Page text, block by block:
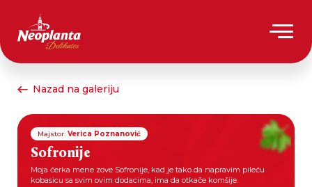
Nazad na galeriju
Majstor: Verica Poznanović
Sofronije
Moja ćerka mene zove Sofronije, kad je tako da napravim pileću
kobasicu sa svim ovim dodacima, ima da otkače komšije.